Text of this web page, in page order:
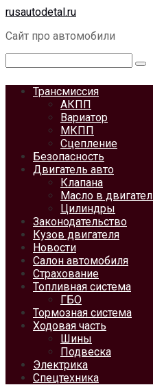
Перейти
контенту
rusautodetal.ru
Сайт про автомобили
Трансмиссия
АКПП
Вариатор
МКПП
Сцепление
Безопасность
Двигатель авто
Клапана
Масло в
Цилиндры
Законодательство
Кузов двигателя
Новости
Салон автомобиля
Страхование
Топливная система
ГБО
Тормозная система
Ходовая часть
Шины
Подвеска
Электрика
Спецтехника